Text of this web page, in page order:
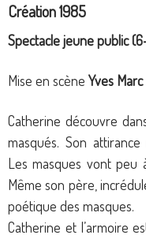
Création 1985
Spectacle jeune public (6-
Mise en scène Yves Marc
Catherine découvre
masqués. Son
Les masques vont peu
Même son père,
poétique des masques.
Catherine et l’armoire